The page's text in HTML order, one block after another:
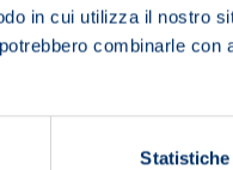
in cui utilizza il nostro
combinarle con
Statistiche